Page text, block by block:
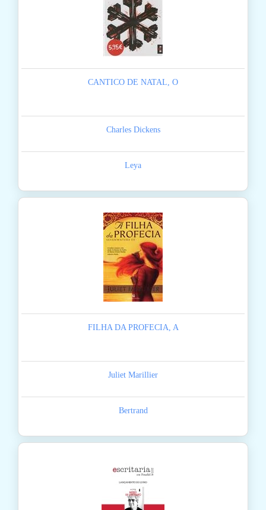
CANTICO DE NATAL, O
Charles Dickens
Leya
FILHA DA PROFECIA, A
Juliet Marillier
Bertrand